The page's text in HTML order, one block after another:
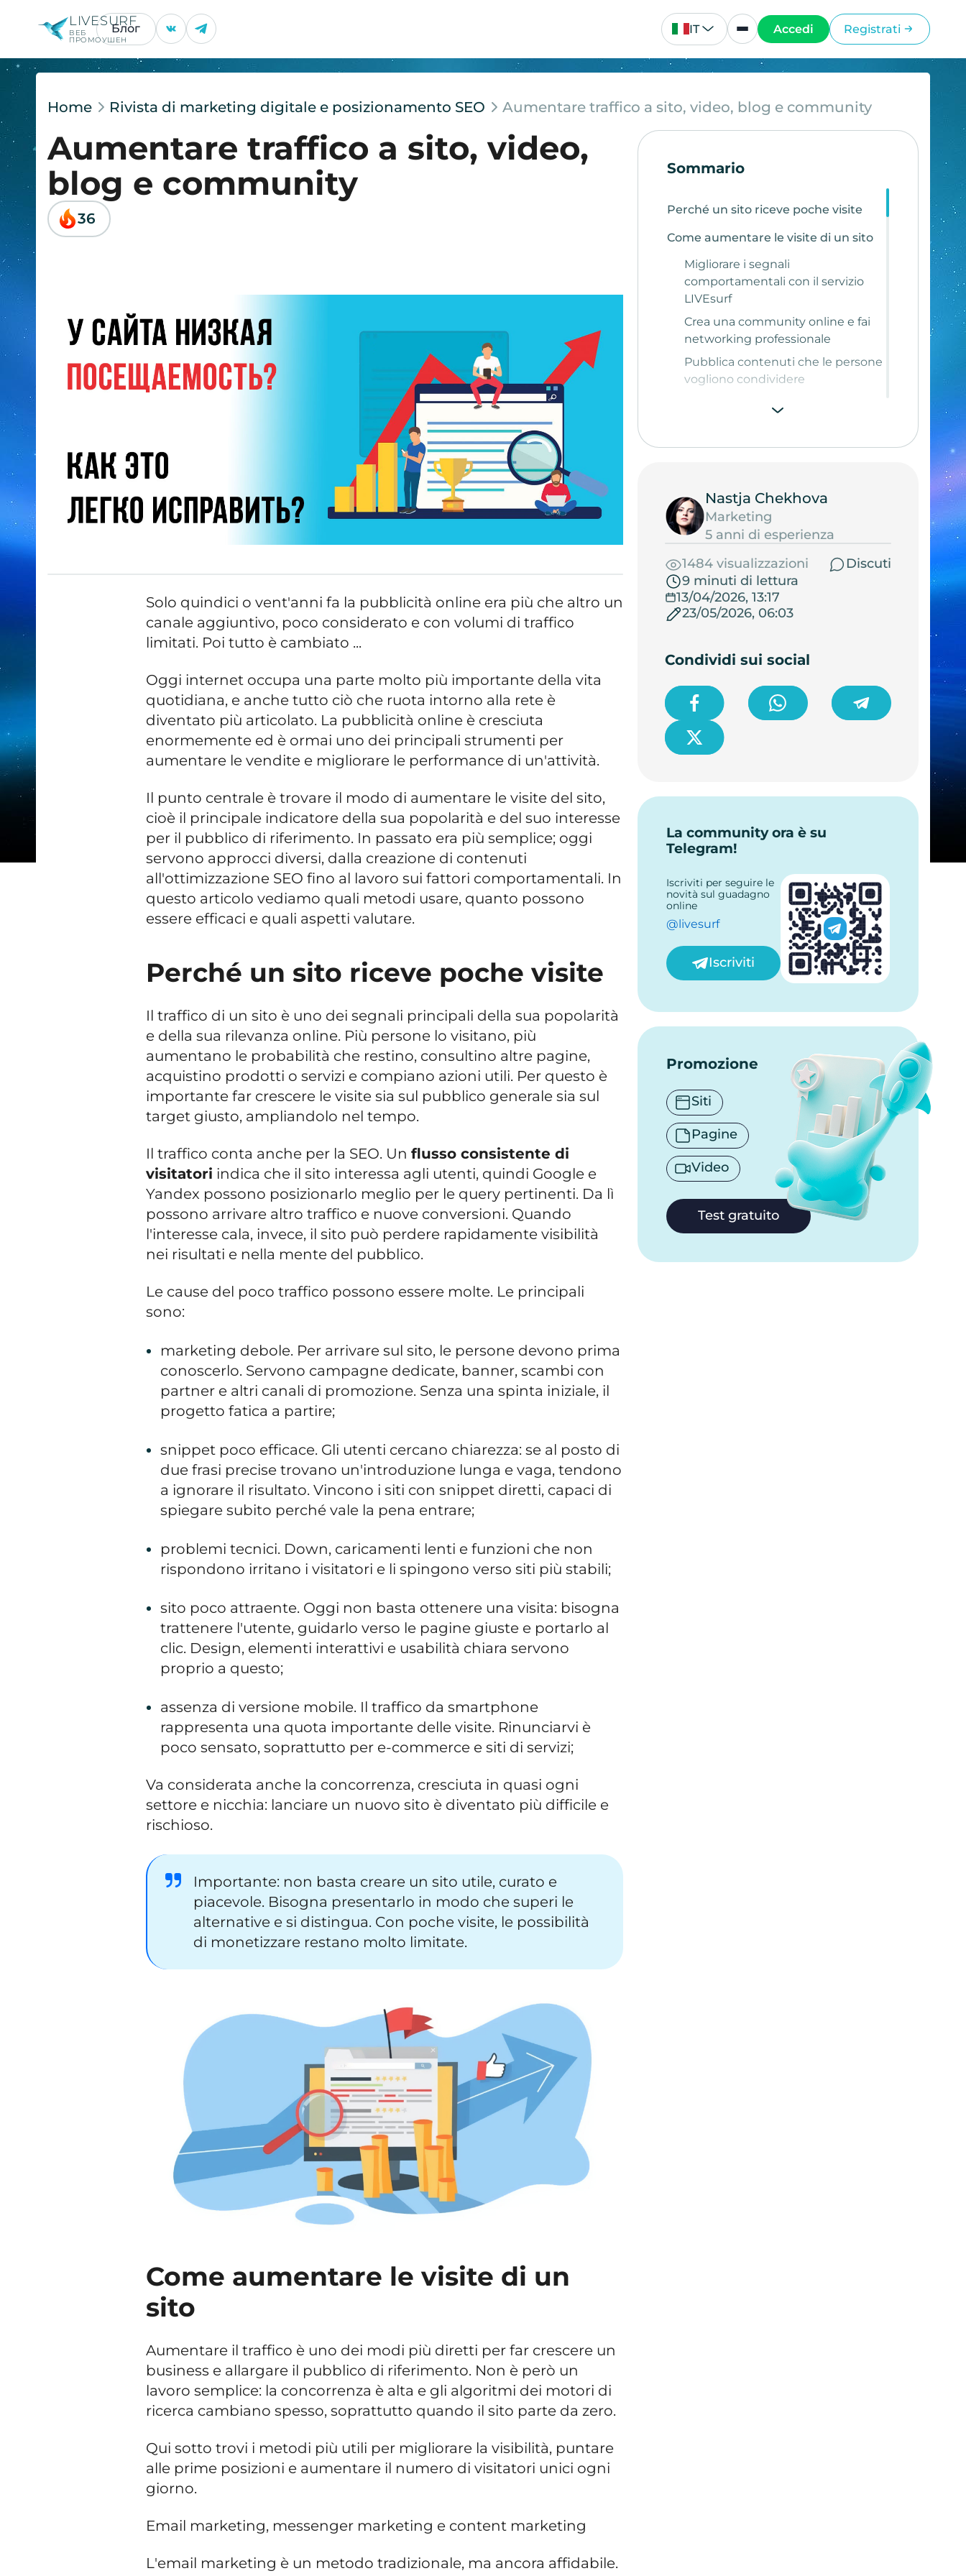
LIVESURF
ВЕБ
ПРОМОУШЕН
Блог IT Accedi Registrati
Home Rivista di marketing digitale e posizionamento SEO Aumentare traffico a sito, video, blog e community
Aumentare traffico a sito, video,
blog e community
36
Solo quindici o vent'anni fa la pubblicità online era più che altro un
canale aggiuntivo, poco considerato e con volumi di traffico
limitati. Poi tutto è cambiato ...
Oggi internet occupa una parte molto più importante della vita
quotidiana, e anche tutto ciò che ruota intorno alla rete è
diventato più articolato. La pubblicità online è cresciuta
enormemente ed è ormai uno dei principali strumenti per
aumentare le vendite e migliorare le performance di un'attività.
Il punto centrale è trovare il modo di aumentare le visite del sito,
cioè il principale indicatore della sua popolarità e del suo interesse
per il pubblico di riferimento. In passato era più semplice; oggi
servono approcci diversi, dalla creazione di contenuti
all'ottimizzazione SEO fino al lavoro sui fattori comportamentali. In
questo articolo vediamo quali metodi usare, quanto possono
essere efficaci e quali aspetti valutare.
Perché un sito riceve poche visite
Il traffico di un sito è uno dei segnali principali della sua popolarità
e della sua rilevanza online. Più persone lo visitano, più
aumentano le probabilità che restino, consultino altre pagine,
acquistino prodotti o servizi e compiano azioni utili. Per questo è
importante far crescere le visite sia sul pubblico generale sia sul
target giusto, ampliandolo nel tempo.
Il traffico conta anche per la SEO. Unflusso consistente di
visitatori indica che il sito interessa agli utenti, quindi Google e
Yandex possono posizionarlo meglio per le query pertinenti. Da lì
possono arrivare altro traffico e nuove conversioni. Quando
l'interesse cala, invece, il sito può perdere rapidamente visibilità
nei risultati e nella mente del pubblico.
Le cause del poco traffico possono essere molte. Le principali
sono:
marketing debole. Per arrivare sul sito, le persone devono prima
conoscerlo. Servono campagne dedicate, banner, scambi con
partner e altri canali di promozione. Senza una spinta iniziale, il
progetto fatica a partire;
snippet poco efficace. Gli utenti cercano chiarezza: se al posto di
due frasi precise trovano un'introduzione lunga e vaga, tendono
a ignorare il risultato. Vincono i siti con snippet diretti, capaci di
spiegare subito perché vale la pena entrare;
problemi tecnici. Down, caricamenti lenti e funzioni che non
rispondono irritano i visitatori e li spingono verso siti più stabili;
sito poco attraente. Oggi non basta ottenere una visita: bisogna
trattenere l'utente, guidarlo verso le pagine giuste e portarlo al
clic. Design, elementi interattivi e usabilità chiara servono
proprio a questo;
assenza di versione mobile. Il traffico da smartphone
rappresenta una quota importante delle visite. Rinunciarvi è
poco sensato, soprattutto per e-commerce e siti di servizi;
Va considerata anche la concorrenza, cresciuta in quasi ogni
settore e nicchia: lanciare un nuovo sito è diventato più difficile e
rischioso.
Importante: non basta creare un sito utile, curato e
piacevole. Bisogna presentarlo in modo che superi le
alternative e si distingua. Con poche visite, le possibilità
di monetizzare restano molto limitate.
Come aumentare le visite di un
sito
Aumentare il traffico è uno dei modi più diretti per far crescere un
business e allargare il pubblico di riferimento. Non è però un
lavoro semplice: la concorrenza è alta e gli algoritmi dei motori di
ricerca cambiano spesso, soprattutto quando il sito parte da zero.
Qui sotto trovi i metodi più utili per migliorare la visibilità, puntare
alle prime posizioni e aumentare il numero di visitatori unici ogni
giorno.
Email marketing, messenger marketing e content marketing
L'email marketing è un metodo tradizionale, ma ancora affidabile.
Sommario
Perché un sito riceve poche visite
Come aumentare le visite di un sito
Migliorare i segnali
comportamentali con il servizio
LIVEsurf
Crea una community online e fai
networking professionale
Pubblica contenuti che le persone
vogliono condividere
Pubblicità contestuale
Usa il tuo account sui social
network
Analizza i concorrenti
Conclusione
Nastja Chekhova
Marketing
5 anni di esperienza
1484 visualizzazioni
Discuti
9 minuti di lettura
13/04/2026, 13:17
23/05/2026, 06:03
Condividi sui social
La community ora è su
Telegram!
Iscriviti per seguire le
novità sul guadagno
online
@livesurf
Iscriviti
Promozione
Siti
Pagine
Video
Test gratuito